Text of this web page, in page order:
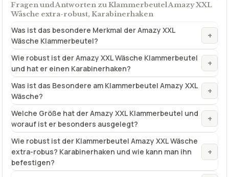
Fragen und Antworten zu Klammerbeutel Amazy XXL
Wäsche extra-robust, Karabinerhaken
Was ist das besondere Merkmal der Amazy XXL
Wäsche Klammerbeutel?
+
Wie robust ist der Amazy XXL Wäsche Klammerbeutel
und hat er einen Karabinerhaken?
+
Was ist das Besondere am Klammerbeutel Amazy XXL
Wäsche?
+
Welche Größe hat der Amazy XXL Klammerbeutel und
worauf ist er besonders ausgelegt?
+
Wie robust ist der Klammerbeutel Amazy XXL Wäsche
extra-robus? Karabinerhaken und wie kann man ihn
befestigen?
+